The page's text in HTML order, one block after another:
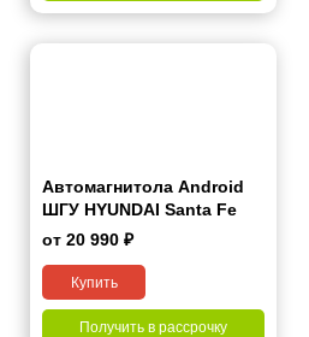
Автомагнитола Android
ШГУ HYUNDAI Santa Fe
2006-2012 9"
от 20 990 ₽
Купить
Получить в рассрочку